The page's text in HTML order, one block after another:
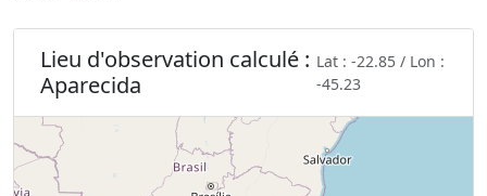
Lieu d'observation calculé :
Aparecida
Lat : -22.85 / Lon :
-45.23